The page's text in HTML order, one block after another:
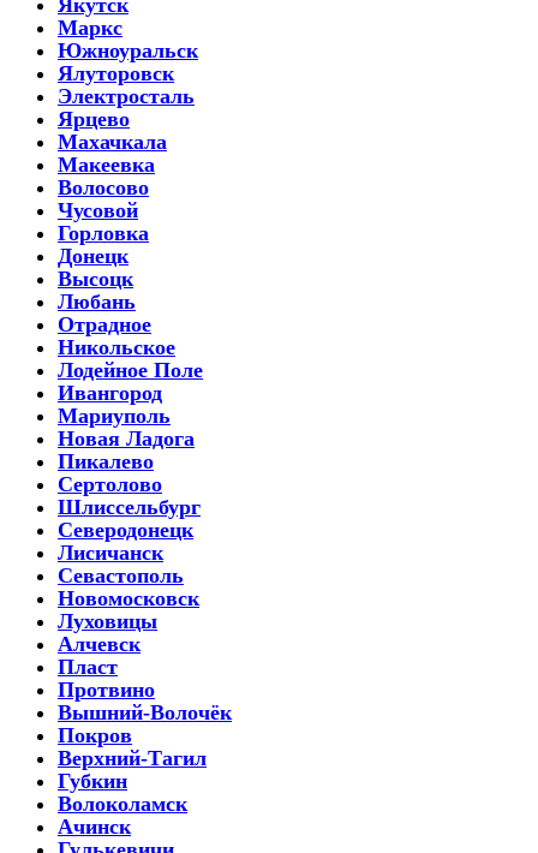
Маркс
Южноуральск
Ялуторовск
Электросталь
Ярцево
Махачкала
Макеевка
Волосово
Чусовой
Горловка
Донецк
Высоцк
Любань
Отрадное
Никольское
Лодейное Поле
Ивангород
Мариуполь
Новая Ладога
Пикалево
Сертолово
Шлиссельбург
Северодонецк
Лисичанск
Севастополь
Новомосковск
Луховицы
Алчевск
Пласт
Протвино
Вышний-Волочёк
Покров
Верхний-Тагил
Губкин
Волоколамск
Ачинск